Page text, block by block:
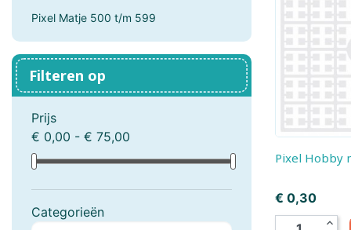
Bicycle Blue Orange Games
Boogie Bee Bresser, Freek Vonk
Bruder Bruynzeel
Carrera Carson RC
Cloudberries Jigsaw Cobble Hill
Crafty Ponies
Mini Houses / Book Nook DIY
Pixel Matje 500 t/m 599
Filteren op
Prijs
€ 0,00 - € 75,00
Categorieën
Pixel
Prijs
€ 0,30
expand_less